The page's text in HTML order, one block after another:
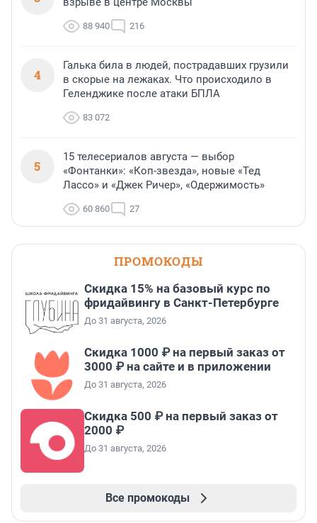
88 940 216
4
Галька била в людей, пострадавших грузили
в скорые на лежаках. Что происходило в
Геленджике после атаки БПЛА
83 072
5
15 телесериалов августа — выбор
«Фонтанки»: «Коп-звезда», новые «Тед
Лассо» и «Джек Ричер», «Одержимость»
60 860 27
ПРОМОКОДЫ
Скидка 15% на базовый курс по
фридайвингу в Санкт-Петербурге
До 31 августа, 2026
Скидка 1000 ₽ на первый заказ от
3000 ₽ на сайте и в приложении
До 31 августа, 2026
Скидка 500 ₽ на первый заказ от
2000 ₽
До 31 августа, 2026
Все промокоды